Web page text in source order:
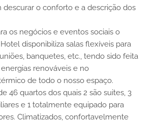
descurar o conforto e a descrição dos
os negócios e eventos sociais o
disponibiliza salas flexíveis para
banquetes, etc., tendo sido feita
renováveis e no
de todo o nosso espaço.
46 quartos dos quais 2 são suites, 3
e 1 totalmente equipado para
Climatizados, confortavelmente